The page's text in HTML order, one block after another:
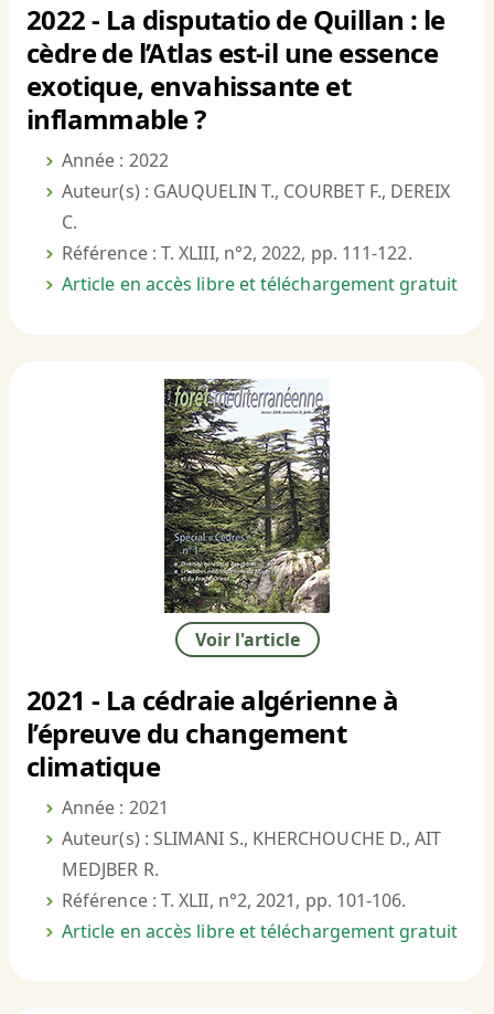
2022 - La disputatio de Quillan : le
cèdre de l’Atlas est-il une essence
exotique, envahissante et
inflammable ?
Année : 2022
Auteur(s) : GAUQUELIN T., COURBET F., DEREIX
C.
Référence : T. XLIII, n°2, 2022, pp. 111-122.
Article en accès libre et téléchargement gratuit
Voir l'article
2021 - La cédraie algérienne à
l’épreuve du changement
climatique
Année : 2021
Auteur(s) : SLIMANI S., KHERCHOUCHE D., AIT
MEDJBER R.
Référence : T. XLII, n°2, 2021, pp. 101-106.
Article en accès libre et téléchargement gratuit